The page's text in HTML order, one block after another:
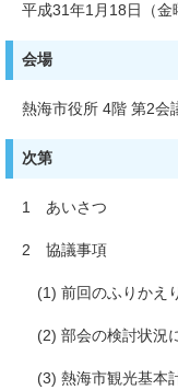
平成31年1月18日（
会場
熱海市役所 4階 第2会
次第
1 あいさつ
2 協議事項
(1) 前回のふりかえ
(2) 部会の検討状況
(3) 熱海市観光基本